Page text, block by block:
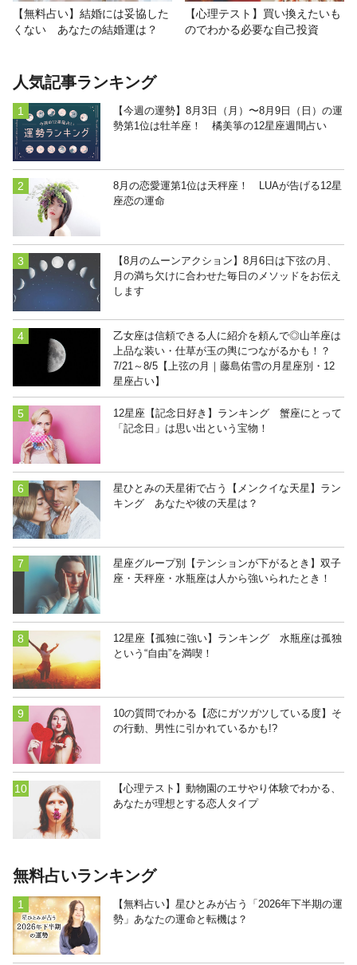
【無料占い】結婚には妥協した
くない あなたの結婚運は？
【心理テスト】買い換えたいも
のでわかる必要な自己投資
人気記事ランキング
【今週の運勢】8月3日（月）〜8月9日（日）の運
勢第1位は牡羊座！ 橘美箏の12星座週間占い
8月の恋愛運第1位は天秤座！ LUAが告げる12星
座恋の運命
【8月のムーンアクション】8月6日は下弦の月、
月の満ち欠けに合わせた毎日のメソッドをお伝え
します
乙女座は信頼できる人に紹介を頼んで◎山羊座は
上品な装い・仕草が玉の輿につながるかも！？
7/21～8/5【上弦の月｜藤島佑雪の月星座別・12
星座占い】
12星座【記念日好き】ランキング 蟹座にとって
「記念日」は思い出という宝物！
星ひとみの天星術で占う【メンクイな天星】ラン
キング あなたや彼の天星は？
星座グループ別【テンションが下がるとき】双子
座・天秤座・水瓶座は人から強いられたとき！
12星座【孤独に強い】ランキング 水瓶座は孤独
という“自由”を満喫！
10の質問でわかる【恋にガツガツしている度】そ
の行動、男性に引かれているかも!?
【心理テスト】動物園のエサやり体験でわかる、
あなたが理想とする恋人タイプ
無料占いランキング
【無料占い】星ひとみが占う「2026年下半期の運
勢」あなたの運命と転機は？